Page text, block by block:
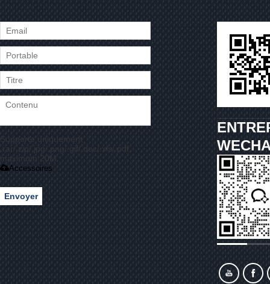
Supporte uniquement
.rar/.zip/.jpg/.png/.gif/.doc/.xls/.pdf,
maximum 20M
Accessoires
Envoyer